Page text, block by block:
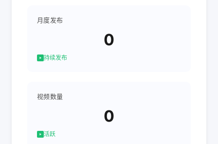
月度发布
0
持续发布
视频数量
0
活跃